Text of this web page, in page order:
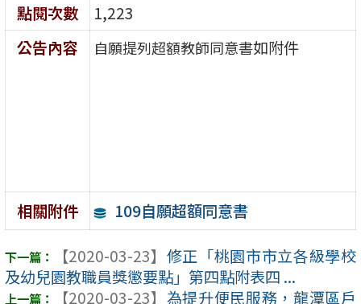
點閱次數
1,223
公告內容
自願提列超額教師同意書如附件
相關附件 109自願超額同意書
【2020-03-23】 修正「桃園市市立各級學校
及幼兒園教職員獎懲要點」第四點附表四 ...
【2020-03-23】 為提升便民服務，龍潭區戶